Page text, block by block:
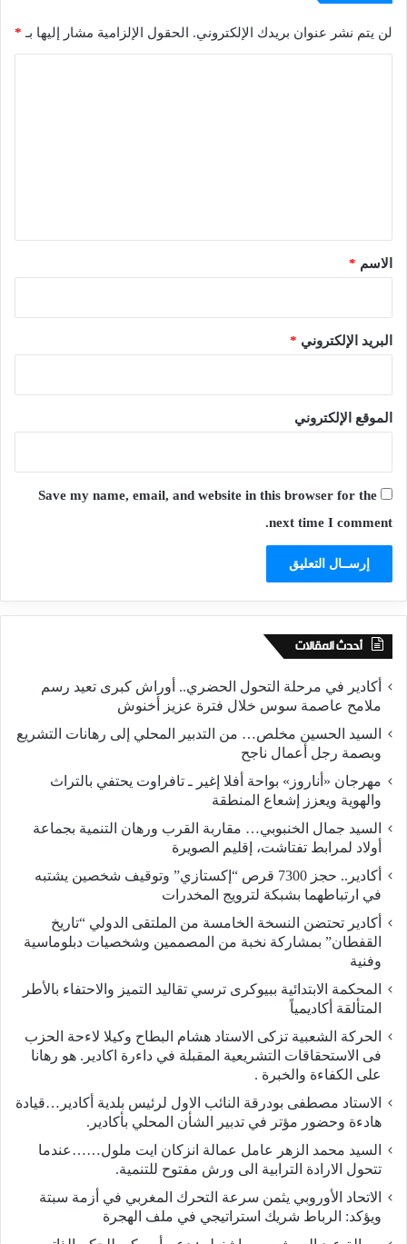
لن يتم نشر عنوان بريدك الإلكتروني. الحقول الإلزامية مشار إليها بـ *
*الاسم *
البريد الإلكتروني *
الموقع الإلكتروني
Save my name, email, and website in this browser for the
next time I comment.
أحدث المقالات
أكادير في مرحلة التحول الحضري.. أوراش كبرى تعيد رسم
ملامح عاصمة سوس خلال فترة عزيز أخنوش
السيد الحسين مخلص… من التدبير المحلي إلى رهانات التشريع
وبصمة رجل أعمال ناجح
مهرجان «أناروز» بواحة أفلا إغير ـ تافراوت يحتفي بالتراث
والهوية ويعزز إشعاع المنطقة
السيد جمال الخنبوبي… مقاربة القرب ورهان التنمية بجماعة
أولاد لمرابط تفتاشت، إقليم الصويرة
أكادير.. حجز 7300 قرص “إكستازي” وتوقيف شخصين يشتبه
في ارتباطهما بشبكة لترويج المخدرات
أكادير تحتضن النسخة الخامسة من الملتقى الدولي “تاريخ
القفطان” بمشاركة نخبة من المصممين وشخصيات دبلوماسية
وفنية
المحكمة الابتدائية ببيوكرى ترسي تقاليد التميز والاحتفاء بالأطر
المتألقة أكاديمياً
الحركة الشعبية تزكى الاستاد هشام البطاح وكيلا لاءحة الحزب
فى الاستحقاقات التشريعية المقبلة في داءرة اكادير. هو رهانا
على الكفاءة والخبرة .
الاستاد مصطفى بودرقة النائب الاول لرئيس بلدية أكادير…قيادة
هادءة وحضور مؤتر في تدبير الشأن المحلي بأكادير.
السيد محمد الزهر عامل عمالة انزكان ايت ملول……عندما
تتحول الارادة الترابية الى ورش مفتوح للتنمية.
الاتحاد الأوروبي يثمن سرعة التحرك المغربي في أزمة سبتة
ويؤكد: الرباط شريك استراتيجي في ملف الهجرة